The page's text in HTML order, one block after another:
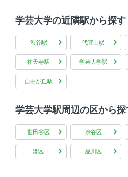
学芸大学の近隣駅から探す
渋谷駅 代官山駅
祐天寺駅 学芸大学駅
自由が丘駅
学芸大学駅周辺の区から探
世田谷区 渋谷区
港区 品川区